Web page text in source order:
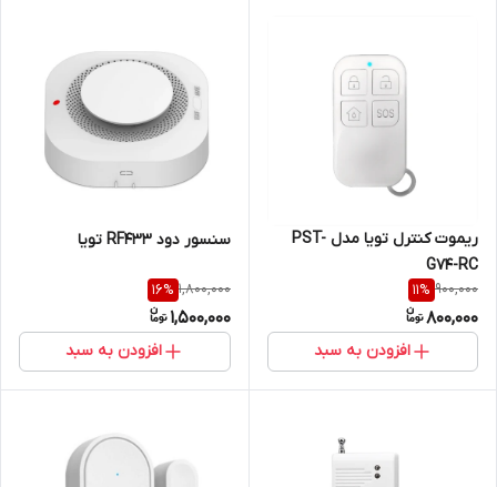
ریموت کنترل تویا مدل PST-
G74-RC
900,000
11%
800,000
افزودن به سبد
سنسور دود RF433 تویا
1,800,000
16%
1,500,000
افزودن به سبد